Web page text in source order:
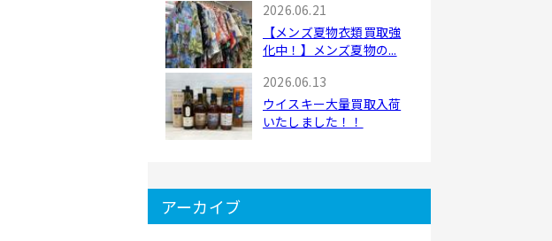
2026.06.21
【メンズ夏物衣類買取強
化中！】メンズ夏物の...
2026.06.13
ウイスキー大量買取入荷
いたしました！！
アーカイブ